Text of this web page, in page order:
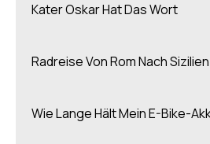
Kater Oskar Hat Das Wort
Radreise Von Rom Nach
Wie Lange Hält Mein E-Bike-